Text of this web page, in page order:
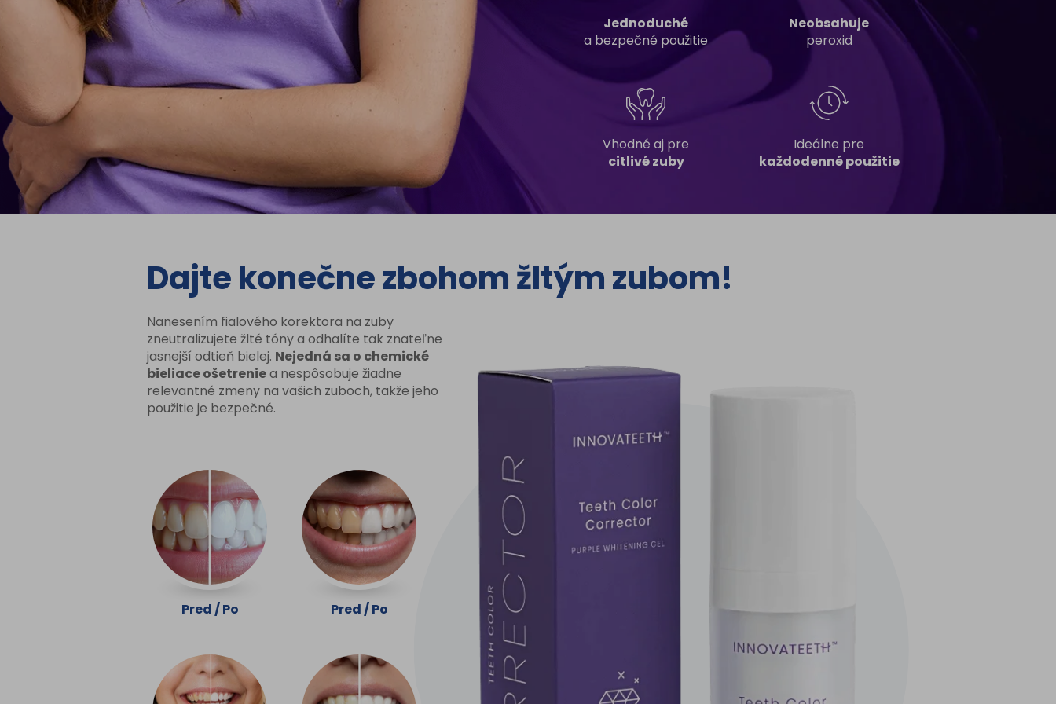
Jednoduché
a bezpečné použitie
Neobsahuje
peroxid
Vhodné aj pre
citlivé zuby
Ideálne pre
každodenné použitie
Dajte konečne zbohom žltým zubom!
Nanesením fialového korektora na zuby
zneutralizujete žlté tóny a odhalíte tak znateľne
jasnejší odtieň bielej. Nejedná sa o chemické
bieliace ošetreniea nespôsobuje žiadne
relevantné zmeny na vašich zuboch, takže jeho
použitie je bezpečné.
Pred / Po Pred / Po